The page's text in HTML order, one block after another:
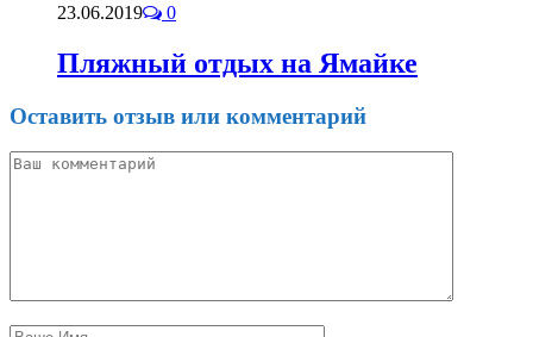
23.06.2019 0
Пляжный отдых на Ямайке
Оставить отзыв или комментарий